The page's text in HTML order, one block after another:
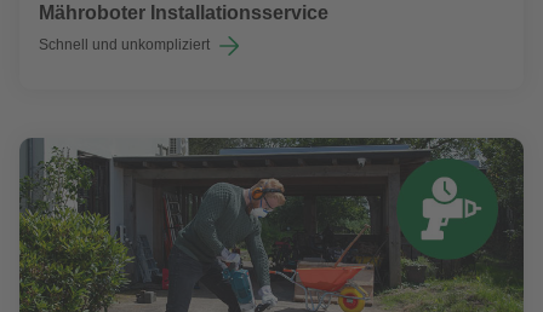
Mähroboter Installationsservice
Schnell und unkompliziert